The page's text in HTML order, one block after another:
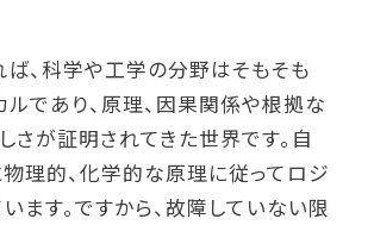
、科学や工学の分野はそもそも
であり、原理、因果関係や根拠な
さが証明されてきた世界です。自
理的、化学的な原理に従ってロジ
ます。ですから、故障していない限